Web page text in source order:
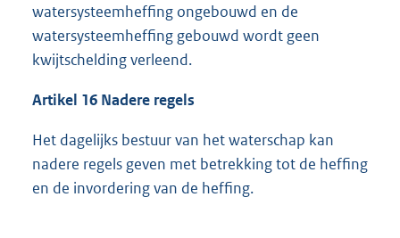
watersysteemheffing ongebouwd en de
watersysteemheffing gebouwd wordt geen
kwijtschelding verleend.
Artikel 16 Nadere regels
Het dagelijks bestuur van het waterschap kan
nadere regels geven met betrekking tot de heffing
en de invordering van de heffing.